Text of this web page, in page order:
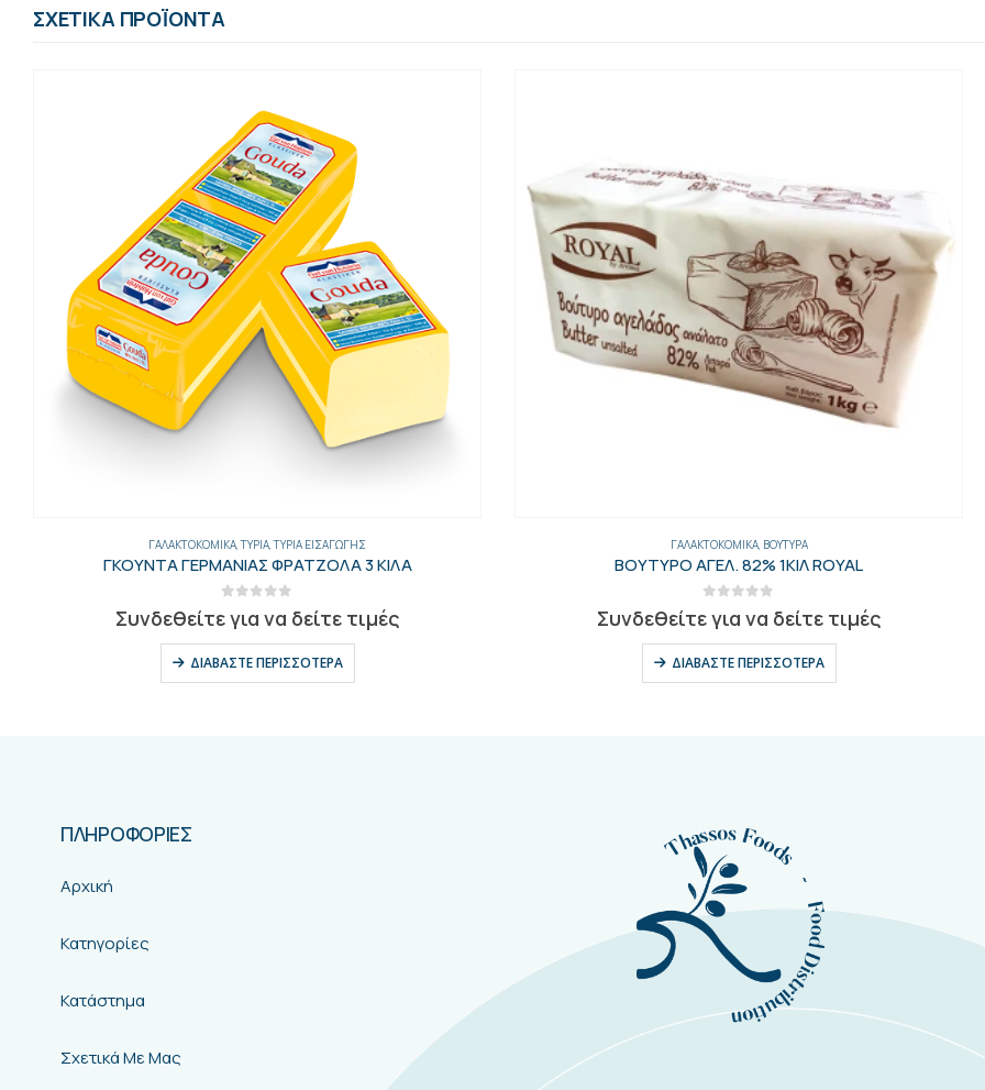
ΣΧΕΤΙΚΆ ΠΡΟΪΌΝΤΑ
ΓΑΛΑΚΤΟΚΟΜΙΚΆ ,ΤΥΡΙΆ ,ΤΥΡΙΆ ΕΙΣΑΓΩΓΉΣ
ΓΚΟΥΝΤΑ ΓΕΡΜΑΝΙΑΣ ΦΡΑΤΖΟΛΑ 3 ΚΙΛΑ
Συνδεθείτε για να δείτε τιμές
ΔΙΑΒΆΣΤΕ ΠΕΡΙΣΣΌΤΕΡΑ
ΓΑΛΑΚΤΟΚΟΜΙΚΆ, ΒΟΎΤΥΡΑ
ΒΟΥΤΥΡΟ ΑΓΕΛ. 82% 1ΚΙΛ ROYAL
Συνδεθείτε για να δείτε τιμές
ΔΙΑΒΆΣΤΕ ΠΕΡΙΣΣΌΤΕΡΑ
ΠΛΗΡΟΦΟΡΙΕΣ
Αρχική
Κατηγορίες
Κατάστημα
Σχετικά Με Μας